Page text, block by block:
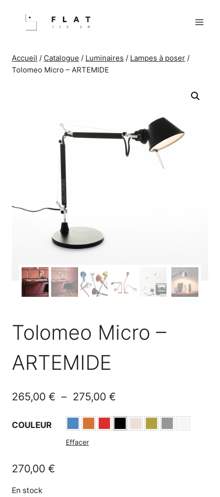
contenu
Accueil / Catalogue / Luminaires / Lampes à poser /
Tolomeo Micro – ARTEMIDE
Tolomeo Micro –
ARTEMIDE
265,00 € – 275,00 €
de
prix :
COULEUR
Effacer
270,00 €
En stock